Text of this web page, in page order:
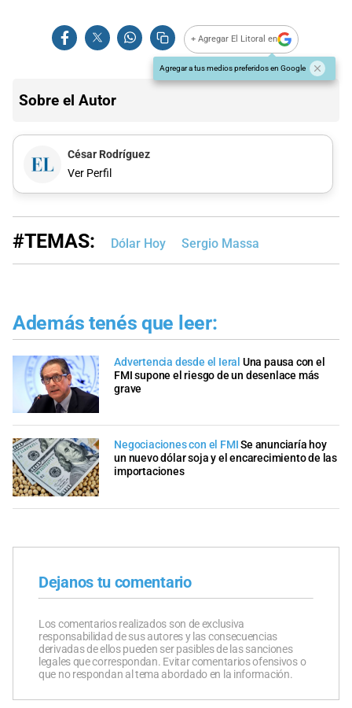
+ Agregar El Litoral en
Agregar a tus medios preferidos en Google
Sobre el Autor
César Rodríguez
Ver Perfil
#TEMAS: Dólar Hoy Sergio Massa
Además tenés que leer:
Advertencia desde el Ieral Una pausa con el
FMI supone el riesgo de un desenlace más
grave
Negociaciones con el FMISe anunciaría hoy
un nuevo dólar soja y el encarecimiento de las
importaciones
Dejanos tu comentario
Los comentarios realizados son de exclusiva
responsabilidad de sus autores y las consecuencias
derivadas de ellos pueden ser pasibles de las sanciones
legales que correspondan. Evitar comentarios ofensivos o
que no respondan al tema abordado en la información.